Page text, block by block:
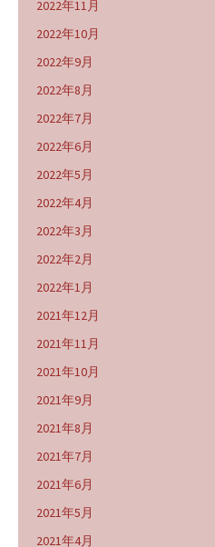
2022年11月
2022年10月
2022年9月
2022年8月
2022年7月
2022年6月
2022年5月
2022年4月
2022年3月
2022年2月
2022年1月
2021年12月
2021年11月
2021年10月
2021年9月
2021年8月
2021年7月
2021年6月
2021年5月
2021年4月